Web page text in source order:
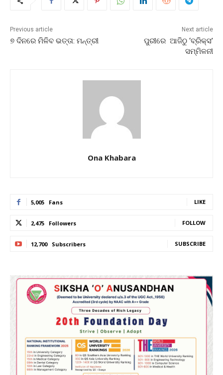
Previous article
୭ ଦିନରେ ମିଳିବ ଭତ୍ତା: ମନ୍ତ୍ରୀ
Next article
ପୁରୀରେ ଆଜିଠୁ ‘ବ୍ରିକ୍ସ’
ସମ୍ମିଳନୀ
Ona Khabara
5,005 Fans LIKE
2,475 Followers FOLLOW
12,700 Subscribers SUBSCRIBE